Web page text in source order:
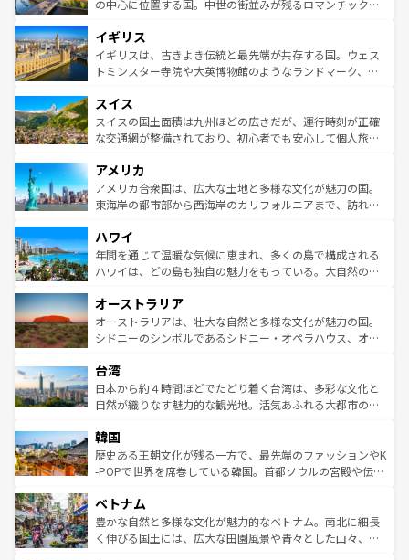
から魅了する。また、フランスは美食の国としても知ら
いる。シャンパンの発祥地であるランス、プロヴァンスの
香り高いラベンダー畑など、多彩な楽しみ方が可能だ。さ
らに、パリ以外の地域にも魅力が溢れており、どの街角に
れる地方に足を運ぶとそれぞれで全く異なる文化を体験で
きるだろう。 なお、新着のフランス情報はコンテンツ一覧
を参照してほしい。
の中心に位置する国。中世の街並みが残るロマンチック街
顔を持つこの国は、どこを歩いても飽きることがない。ベ
ルリンの文化的活気、バイエルン州のアルプスの絶景、そ
してライン川沿いのワイン畑といった風景は必見。ビール
は、お酒好きな人にはぜひ体験してほしい。 なお、新着の
ドイツ情報はコンテンツ一覧を参照してほしい。
イギリス
イギリスは、古きよき伝統と最先端が共存する国。ウェス
トミンスター寺院や大英博物館のようなランドマーク、歴
リアごとに異なる魅力がある。また、優雅なアフタヌーン
ティー、ビール好きにはたまらない英国パブ、サッカー観
戦など、本場だからこそできる体験も豊富。イギリスを旅
ンツ一覧を参照してほしい。
スイス
スイスの国土面積は九州ほどの広さだが、運行時刻が正確
な交通網が整備されており、初心者でも安心して個人旅行
の建物がそのまま残る町や、スイスならではのユニークな
博物館もあり、アルプス観光だけでなく町歩きも満喫する
ことができる。国民の所得が高いため物価も高いが、旅行
ば市内交通費無料で観光を楽しむこともできる。 なお、新
着のスイス情報はコンテンツ一覧 を参照してほしい。
アメリカ
アメリカ合衆国は、広大な土地と多様な文化が魅力の国。
東海岸の都市部から西海岸のカリフォルニアまで、訪れる
のような巨大都市は、観光、ショッピング、エンターテイ
ンメントが詰まった刺激的なスポットだ。一方、アメリカ
西部には大自然が広がり、グランドキャニオンやイエロー
部のニューオーリンズでは、音楽と美食が融合した独特の
文化が魅力。旅行者はアメリカの各地域で異なる魅力を楽
しみながら、その多様性と豊かな歴史を感じることができ
ならではの贅沢な旅のスタイルだ。 なお、新着のアメリカ
情報はコンテンツ一覧を参照してほしい。
ハワイ
年間を通じて温暖な気候に恵まれ、多くの島で構成される
ハワイは、どの島も独自の魅力をもっている。大自然の神
ワイ島は見逃せない。また、定番の観光地といえばオアフ
島だが、静かな自然を求めるならマウイ島やカウアイ島が
おすすめ。エメラルドグリーンに輝く海をはじめ、豊かな
れるおもてなしの心で訪れる人々を迎えてくれるハワイの
人々、おいしいローカルフードやハワイアンミュージッ
ク、伝統的なフラダンスなど、すべてがハワイの魅力を彩
ワイを、存分に味わってほしい。 なお、新着のハワイ情報
はコンテンツ一覧を参照してほしい。
オーストラリア
オーストラリアは、壮大な自然と多様な文化が魅力の国。
シドニーのシンボルであるシドニー・オペラハウス、オー
リアリーフや大陸中央部にそびえるウルル（エアーズロッ
ク）、タスマニアの美しい原生林やケアンズの熱帯雨林な
ど、見どころがたくさん。また、カフェやワイン、オージ
いる。アクティビティも充実しており、サーフィンやダイ
ビング、ハイキングなど、アウトドア好きにはたまらな
い。オーストラリアの多彩な魅力を存分に味わいつくそ
参照してほしい。
台湾
日本から約４時間ほどでたどり着く台湾は、多彩な文化と
自然が織りなす魅力的な観光地。活気あふれる大都市の台
ン）、静ひつな山岳地帯である台湾東部など、都市の喧騒
と山間の静けさが共存しており、訪れる人に新しい発見と
驚きをもたらしてくれる。また、奥深い台湾の食文化も魅
容にもいいと評判のスイーツなど、バラエティ豊かな料理
が味わえる。 なお、新着の台湾情報は コンテンツ一覧を参
照してほしい。
韓国
歴史ある王朝文化が残る一方で、最先端のファッションやK
-POPで世界を席巻している韓国。首都ソウルの宮殿や伝統
き、地方に足を延ばせば四季折々の自然美を楽しむことが
できる。そして、キムチや焼肉、絶品のストリートフード
まで、さまざまな韓国料理が待っている。夜には、韓国な
ベトナム
豊かな自然と多様な文化が魅力的なベトナム。南北に細長
く伸びる国土には、広大な田園風景や青々とした山々、世